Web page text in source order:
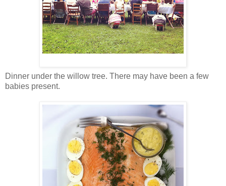
Dinner under the willow tree. There may have been a few
babies present.